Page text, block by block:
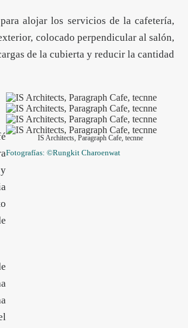
alojar los servicios de la cafetería,
colocado perpendicular al salón,
de la cubierta y reducir la cantidad
IS Architects, Paragraph Cafe, tecnne
Fotografías: ©Rungkit Charoenwat